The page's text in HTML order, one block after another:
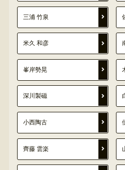
三浦 竹泉
米久 和彦
峯岸勢晃
深川製磁
小西陶古
齊藤 雲楽